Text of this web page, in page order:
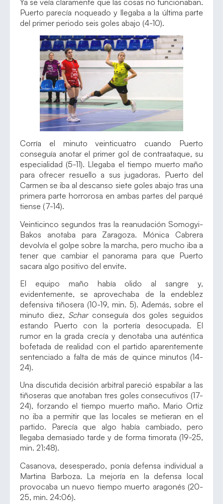
Puerto parecía noqueado y llegaba a la última parte
del primer periodo seis goles abajo (4-10).
Corría el minuto veinticuatro cuando Puerto
conseguía anotar el primer gol de contraataque, su
especialidad (5-11). Llegaba el tiempo muerto maño
para ofrecer resuello a sus jugadoras. Puerto del
Carmen se iba al descanso siete goles abajo tras una
primera parte horrorosa en ambas partes del parqué
tiense (7-14).
Veinticinco segundos tras la reanudación Somogyi-
Bakos anotaba para Zaragoza. Mónica Cabrera
devolvía el golpe sobre la marcha, pero mucho iba a
tener que cambiar el panorama para que Puerto
sacara algo positivo del envite.
El equipo maño había olido al sangre y,
evidentemente, se aprovechaba de la endeblez
defensiva tiñosera (10-19, min. 5). Además, sobre el
minuto diez, Scharconseguía dos goles seguidos
estando Puerto con la portería desocupada. El
rumor en la grada crecía y denotaba una auténtica
bofetada de realidad con el partido aparentemente
sentenciado a falta de más de quince minutos (14-
24).
Una discutida decisión arbitral pareció espabilar a las
tiñoseras que anotaban tres goles consecutivos (17-
24), forzando el tiempo muerto maño. Mario Ortiz
no iba a permitir que las locales se metieran en el
partido. Parecía que algo había cambiado, pero
llegaba demasiado tarde y de forma timorata (19-25,
min. 21:48).
Casanova, desesperado, ponía defensa individual a
Martina Barboza. La mejoría en la defensa local
provocaba un nuevo tiempo muerto aragonés (20-
25, min. 24:06).